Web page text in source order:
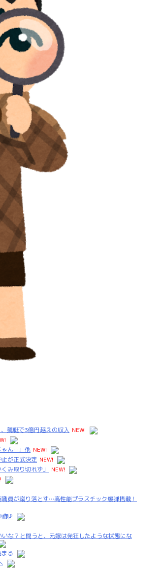
競艇で3億円越えの収入 NEW!
ゃん…」他 NEW!
が正式決定 NEW!
み取り切れず」
NEW!
員が蹴り落とす…高性能プラスチック爆弾搭載！
像♪
な？と問うと、元嫁は発狂したような状態にな
る